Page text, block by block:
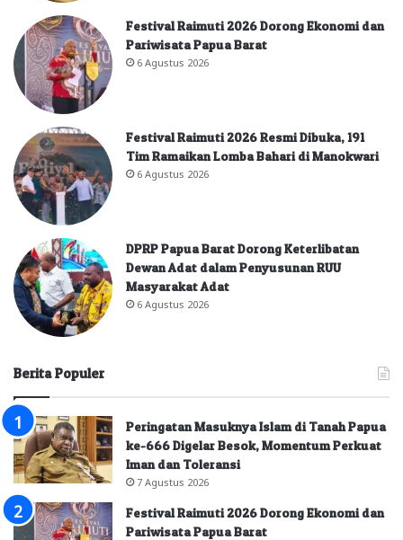
Festival Raimuti 2026 Dorong Ekonomi dan
Pariwisata Papua Barat
6 Agustus 2026
Festival Raimuti 2026 Resmi Dibuka, 191
Tim Ramaikan Lomba Bahari di Manokwari
6 Agustus 2026
DPRP Papua Barat Dorong Keterlibatan
Dewan Adat dalam Penyusunan RUU
Masyarakat Adat
6 Agustus 2026
Berita Populer
Peringatan Masuknya Islam di Tanah Papua
ke-666 Digelar Besok, Momentum Perkuat
Iman dan Toleransi
7 Agustus 2026
Festival Raimuti 2026 Dorong Ekonomi dan
Pariwisata Papua Barat